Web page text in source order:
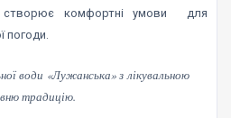
комфортні умови для
погоди.
води «Лужанська» з лікувальною
традицію.